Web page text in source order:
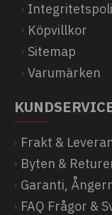
Köpvillkor
Sitemap
Varumärken
Frakt &
Byten &
Garanti,
FAQ Frågor &